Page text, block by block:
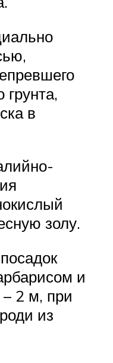
грунта,
в
золу.
и
2 м, при
из